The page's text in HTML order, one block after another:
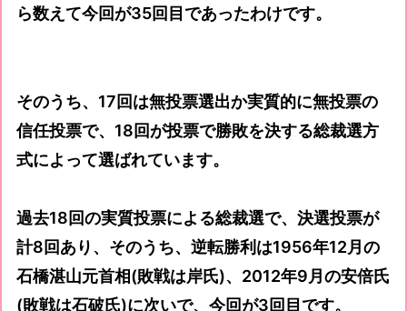
ら数えて今回が35回目であったわけです。
そのうち、17回は無投票選出か実質的に無投票の
信任投票で、18回が投票で勝敗を決する総裁選方
式によって選ばれています。
過去18回の実質投票による総裁選で、決選投票が
計8回あり、そのうち、逆転勝利は1956年12月の
石橋湛山元首相(敗戦は岸氏)、2012年9月の安倍氏
(敗戦は石破氏)に次いで、今回が3回目です。